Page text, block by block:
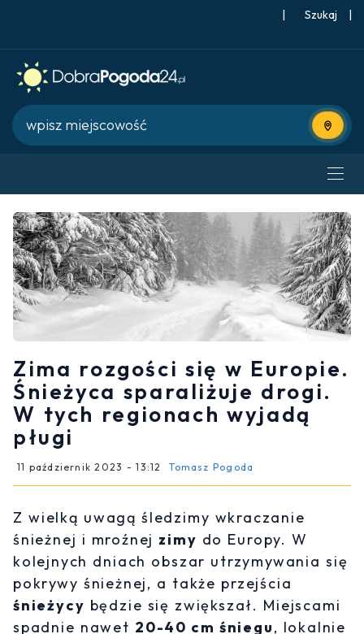
| |
Użyj
Zima rozgości się w Europie.
Śnieżyca sparaliżuje drogi.
W tych regionach wyjadą
pługi
11 październik 2023 - 13:12 Tomasz Pogoda
Z wielką uwagą śledzimy wkraczanie
śnieżnej i mroźnej zimy do Europy. W
kolejnych dniach obszar utrzymywania się
pokrywy śnieżnej, a także przejścia
śnieżycy będzie się zwiększał. Miejscami
spadnie nawet 20-40 cm śniegu, lokalnie